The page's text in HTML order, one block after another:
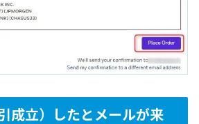
成立）したとメールが来